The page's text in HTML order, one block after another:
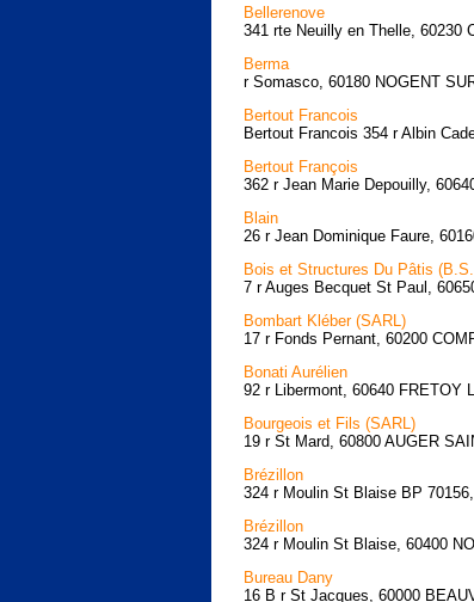
Bellerenove
341 rte Neuilly en Thelle, 60230
Berma
r Somasco, 60180 NOGENT
Bertout Francois
Bertout Francois 354 r Albin
Bertout François
362 r Jean Marie Depouilly,
Blain
26 r Jean Dominique Faure,
Bois et Structures Du Pâtis
7 r Auges Becquet St Paul,
Bombart Kléber (SARL)
17 r Fonds Pernant, 60200
Bonati Aurélien
92 r Libermont, 60640 FRETOY
Bourgeois et Fils (SARL)
19 r St Mard, 60800 AUGER
Brézillon
324 r Moulin St Blaise BP
Brézillon
324 r Moulin St Blaise, 60400
Bureau Dany
16 B r St Jacques, 60000